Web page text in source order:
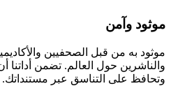
موثود وآمن
موثود به من قبل الصحفيين
والناشرين حول العالم. تضمن أداتنا أن
وتحافظ على التناسق عبر مستنداتك.